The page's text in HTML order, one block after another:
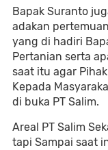
Bapak Suranto
adakan
yang di hadiri
Pertanian serta
saat itu agar
Kepada
di buka PT Salim.
Areal PT Salim
tapi Sampai saat